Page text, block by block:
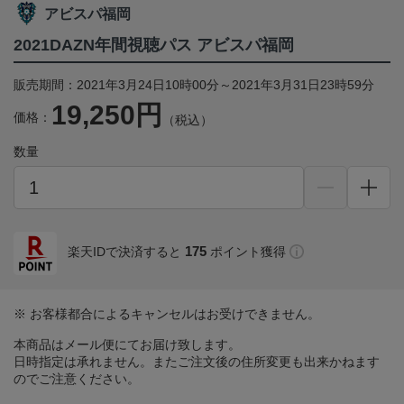
アビスパ福岡
2021DAZN年間視聴パス アビスパ福岡
販売期間：2021年3月24日10時00分～2021年3月31日23時59分
価格： 19,250円 （税込）
数量
楽天IDで決済すると 175 ポイント獲得
※ お客様都合によるキャンセルはお受けできません。
本商品はメール便にてお届け致します。
日時指定は承れません。またご注文後の住所変更も出来かねます
のでご注意ください。